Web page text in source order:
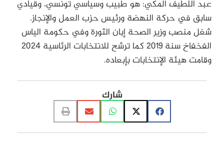
عبد اللطيف المكي: هو طبيب وسياسي تونسي، وقيادي
سابق في حركة النهضة ورئيس حزب العمل والإنجاز.
شغل منصب وزير الصحة إبان الثورة وفي حكومة الياس
الفخفاخ سنة 2019 كما ترشح للانتخابات الرئاسية 2024
وقامت هيئة الإنتخابات بإبعاده.
شارك